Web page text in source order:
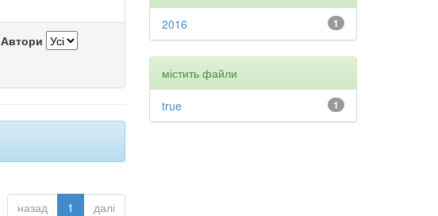
Автори
назад 1 далі
1
2016
містить файли
1
true